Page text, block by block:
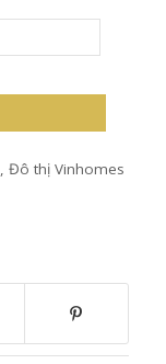
, Đô thị Vinhomes